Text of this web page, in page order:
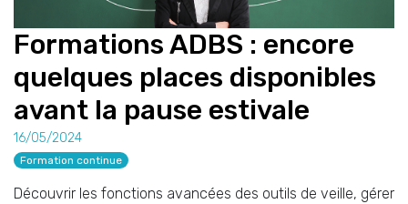
Formations ADBS : encore
quelques places disponibles
avant la pause estivale
16/05/2024
Formation continue
Découvrir les fonctions avancées des outils de veille, gérer